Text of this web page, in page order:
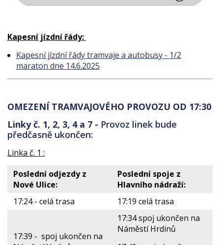
Kapesní jízdní řády:
Kapesní jízdní řády tramvaje a autobusy - 1/2
maraton dne 14.6.2025
OMEZENÍ TRAMVAJOVÉHO PROVOZU OD 17:30
Linky č. 1, 2, 3, 4 a 7 - Provoz linek bude
předčasně ukončen:
Linka č. 1 :
Poslední odjezdy z
Nové Ulice:
Poslední spoje z
Hlavního nádraží:
17:24 - celá trasa
17:19 celá trasa
17:39 - spoj ukončen na
17:34 spoj ukončen na
Náměstí Hrdinů